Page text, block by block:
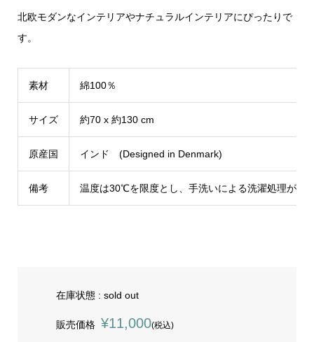
北欧モダンなインテリアやナチュラルインテリアにぴったりで
す。
素材 綿100％
サイズ 約70 x 約130 cm
原産国 インド (Designed in Denmark)
備考 温度は30℃を限度とし、手洗いによる洗濯処理が可
在庫状態 : sold out
販売価格 ¥11,000(税込)